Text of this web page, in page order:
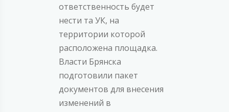
ответственность будет
нести та УК, на
территории которой
расположена площадка.
Власти Брянска
подготовили пакет
документов для внесения
изменений в